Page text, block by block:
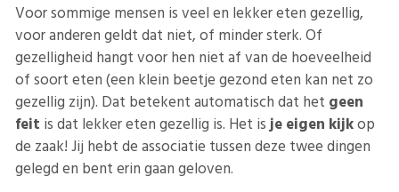
Voor sommige mensen is veel en lekker eten gezellig,
voor anderen geldt dat niet, of minder sterk. Of
gezelligheid hangt voor hen niet af van de hoeveelheid
of soort eten (een klein beetje gezond eten kan net zo
gezellig zijn). Dat betekent automatisch dat het geen
feit is dat lekker eten gezellig is. Het isje eigen kijkop
de zaak! Jij hebt de associatie tussen deze twee dingen
gelegd en bent erin gaan geloven.